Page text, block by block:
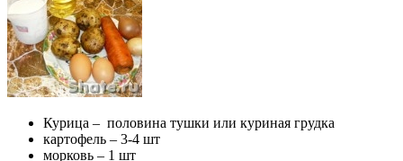
Курица – половина тушки или куриная грудка
картофель – 3-4 шт
морковь – 1 шт